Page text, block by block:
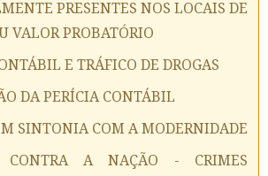
PRESENTES NOS LOCAIS DE
VALOR PROBATÓRIO
E TRÁFICO DE DROGAS
DA PERÍCIA CONTÁBIL
SINTONIA COM A MODERNIDADE
CONTRA A NAÇÃO - CRIMES